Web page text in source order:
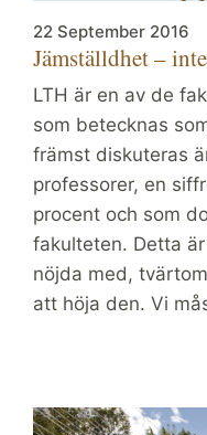
22 September 2016
Jämställdhet –
LTH är en av de
som betecknas
främst diskuteras
professorer, en
procent och som
fakulteten. Detta
nöjda med,
att höja den. Vi